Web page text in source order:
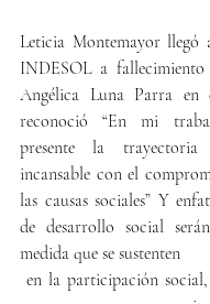
Leticia Montemayor
INDESOL a
Angélica Luna Parra en
reconoció “En mi
presente la
incansable con el
las causas sociales” Y
de desarrollo social
medida que se sustenten